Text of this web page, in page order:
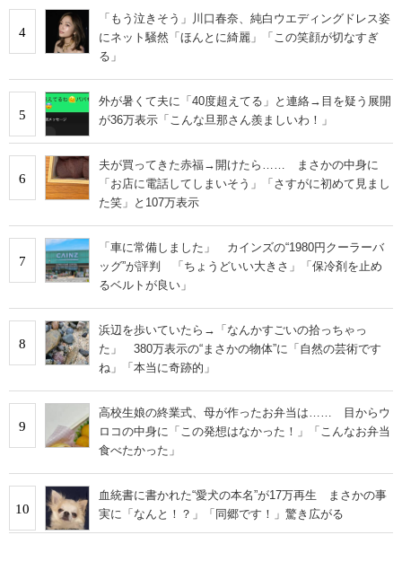
4
「もう泣きそう」川口春奈、純白ウエディングドレス姿
にネット騒然「ほんとに綺麗」「この笑顔が切なすぎ
る」
5
外が暑くて夫に「40度超えてる」と連絡→目を疑う展開
が36万表示「こんな旦那さん羨ましいわ！」
6
夫が買ってきた赤福→開けたら…… まさかの中身に
「お店に電話してしまいそう」「さすがに初めて見まし
た笑」と107万表示
7
「車に常備しました」 カインズの“1980円クーラーバ
ッグ”が評判 「ちょうどいい大きさ」「保冷剤を止め
るベルトが良い」
8
浜辺を歩いていたら→「なんかすごいの拾っちゃっ
た」 380万表示の“まさかの物体”に「自然の芸術です
ね」「本当に奇跡的」
9
高校生娘の終業式、母が作ったお弁当は…… 目からウ
ロコの中身に「この発想はなかった！」「こんなお弁当
食べたかった」
10
血統書に書かれた“愛犬の本名”が17万再生 まさかの事
実に「なんと！？」「同郷です！」驚き広がる